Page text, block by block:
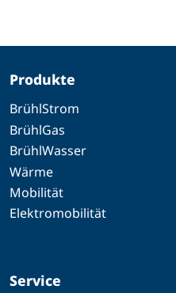
Produkte
BrühlStrom
BrühlGas
BrühlWasser
Wärme
Mobilität
Elektromobilität
Service